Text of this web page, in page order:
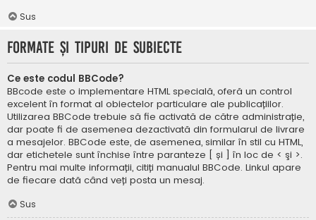
Sus
Formate și tipuri de subiecte
Ce este codul BBCode?
BBcode este o implementare HTML specială, oferă un control
excelent în format al obiectelor particulare ale publicațiilor.
Utilizarea BBCode trebuie să fie activată de către administrație,
dar poate fi de asemenea dezactivată din formularul de livrare
a mesajelor. BBCode este, de asemenea, similar în stil cu HTML,
dar etichetele sunt închise între paranteze [ și ] în loc de < şi >.
Pentru mai multe informații, citiți manualul BBCode. Linkul apare
de fiecare dată când veți posta un mesaj.
Sus